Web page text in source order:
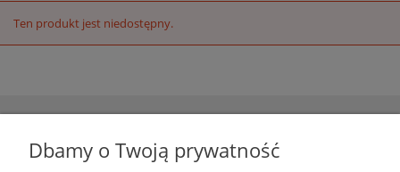
Ten produkt jest niedostępny.
Dbamy o Twoją prywatność